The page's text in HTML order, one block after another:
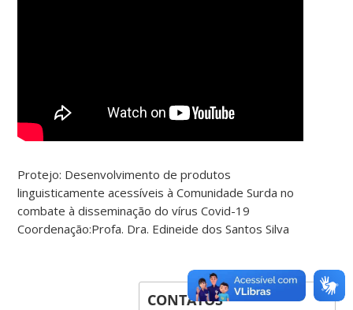
Protejo: Desenvolvimento de produtos
linguisticamente acessíveis à Comunidade Surda no
combate à disseminação do vírus Covid-19
Coordenação:Profa. Dra. Edineide dos Santos Silva
CONTATOS